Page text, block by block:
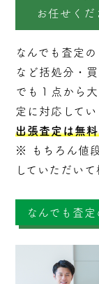
お任せくだ
なんでも査定
など括処分・
でも１点から
定に対応してい
出張査定は無
※ もちろん値
していただいて
なんでも査